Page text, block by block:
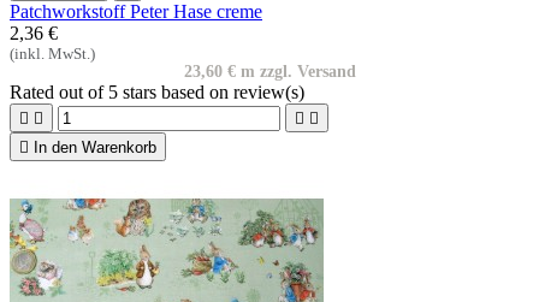
Patchworkstoff Peter Hase creme
2,36 €
(inkl. MwSt.)
23,60 € m zzgl. Versand
Rated out of 5 stars based on review(s)
   

In den Warenkorb